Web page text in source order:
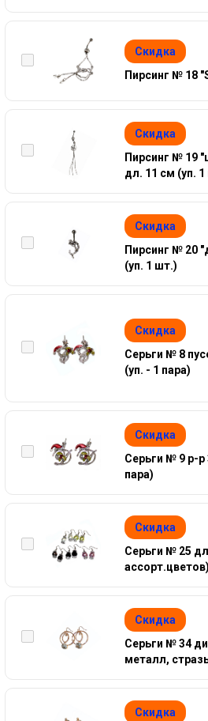
Скидка
Пирсинг № 18
Скидка
Пирсинг № 19
дл. 11 см (уп.
Скидка
Пирсинг № 20
(уп. 1 шт.)
Скидка
Серьги № 8
(уп. - 1 пара)
Скидка
Серьги № 9 р-р
пара)
Скидка
Серьги № 25
ассорт.цветов)
Скидка
Серьги № 34
металл,
Скидка